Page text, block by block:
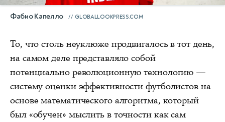
Фабио Капелло GLOBALLOOKPRESS.COM
То, что столь неуклюже продвигалось в тот день,
на самом деле представляло собой
потенциально революционную технологию —
систему оценки эффективности футболистов на
основе математического алгоритма, который
был «обучен» мыслить в точности как сам